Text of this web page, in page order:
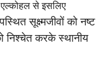
से इसलिए
सूक्ष्मजीवों को नष्ट
निश्चेत करके स्थानीय